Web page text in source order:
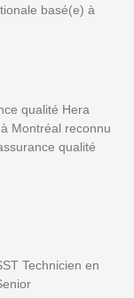
basé(e) à
qualité Hera
Montréal reconnu
qualité
Technicien en